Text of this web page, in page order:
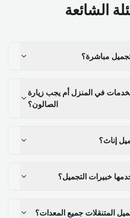
الشائعة
مباشرة؟
في المنزل أم يجب زيارة
الصالون؟
إناث؟
خبيرات التجميل؟
المتنقلات جميع المعدات؟